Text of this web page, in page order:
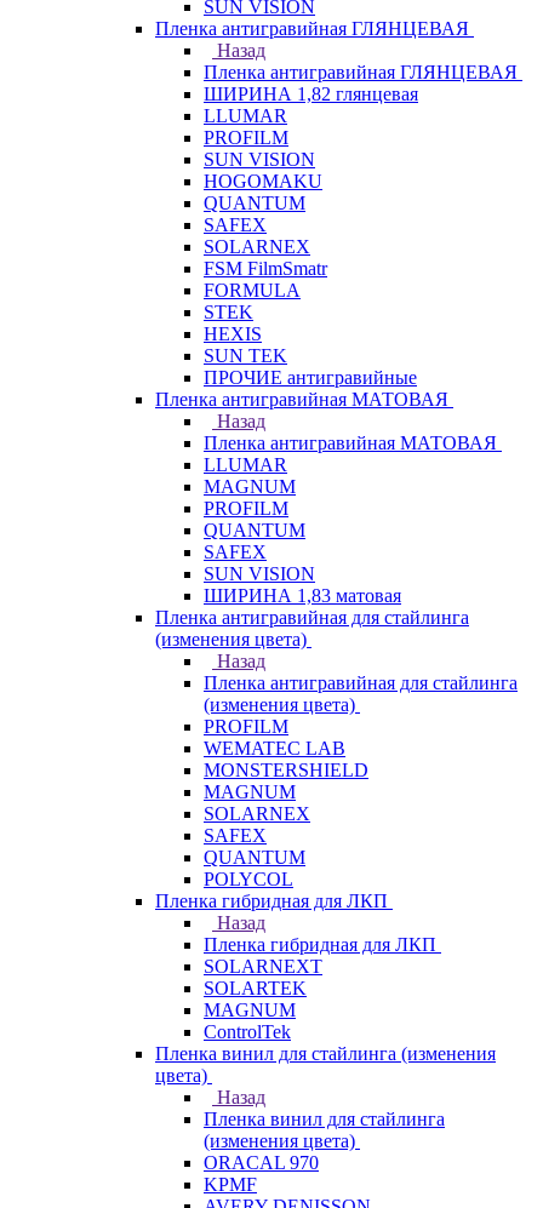
SUN VISION
Пленка антигравийная ГЛЯНЦЕВАЯ
Назад
Пленка антигравийная ГЛЯНЦЕВАЯ
ШИРИНА 1,82 глянцевая
LLUMAR
PROFILM
SUN VISION
HOGOMAKU
QUANTUM
SAFEX
SOLARNEX
FSM FilmSmatr
FORMULA
STEK
HEXIS
SUN TEK
ПРОЧИЕ антигравийные
Пленка антигравийная МАТОВАЯ
Назад
Пленка антигравийная МАТОВАЯ
LLUMAR
MAGNUM
PROFILM
QUANTUM
SAFEX
SUN VISION
ШИРИНА 1,83 матовая
Пленка антигравийная для стайлинга
(изменения цвета)
Назад
Пленка антигравийная для стайлинга
(изменения цвета)
PROFILM
WEMATEC LAB
MONSTERSHIELD
MAGNUM
SOLARNEX
SAFEX
QUANTUM
POLYCOL
Пленка гибридная для ЛКП
Назад
Пленка гибридная для ЛКП
SOLARNEXT
SOLARTEK
MAGNUM
ControlTek
Пленка винил для стайлинга (изменения
цвета)
Назад
Пленка винил для стайлинга
(изменения цвета)
ORACAL 970
KPMF